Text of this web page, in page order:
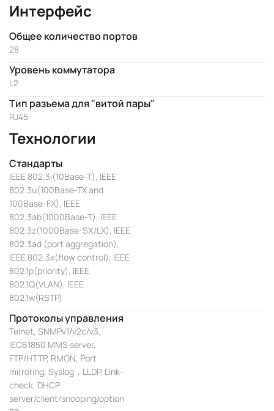
Интерфейс
Общее количество портов
28
Уровень коммутатора
L2
Тип разъема для "витой пары"
RJ45
Технологии
Стандарты
IEEE 802.3i(10Base-T), IEEE
802.3u(100Base-TX and
100Base-FX), IEEE
802.3ab(1000Base-T), IEEE
802.3z(1000Base-SX/LX), IEEE
802.3ad (port aggregation),
IEEE 802.3x(flow control), IEEE
802.1p(priority), IEEE
802.1Q(VLAN), IEEE
802.1w(RSTP)
Протоколы управления
Telnet, SNMPv1/v2c/v3,
IEC61850 MMS server,
FTP/HTTP, RMON, Port
mirroring, Syslog，LLDP, Link-
check, DHCP
server/client/snooping/option